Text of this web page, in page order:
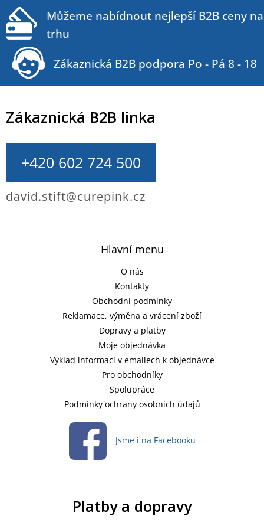
Hlavní menu
O nás
Kontakty
Obchodní podmínky
Reklamace, výměna a vrácení zboží
Dopravy a platby
Moje objednávka
Výklad informací v emailech k objednávce
Pro obchodníky
Spolupráce
Podmínky ochrany osobních údajů
Jsme i na Facebooku
Zákaznická B2B linka
+420 602 724 500
david.stift@curepink.cz
Platby a dopravy
Můžeme nabídnout nejlepší B2B ceny na
trhu
Zákaznická B2B podpora Po - Pá 8 - 18